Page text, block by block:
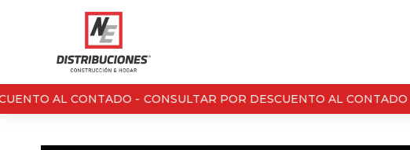
AL CONTADO - CONSULTAR POR DESCUENTO AL CONTADO -